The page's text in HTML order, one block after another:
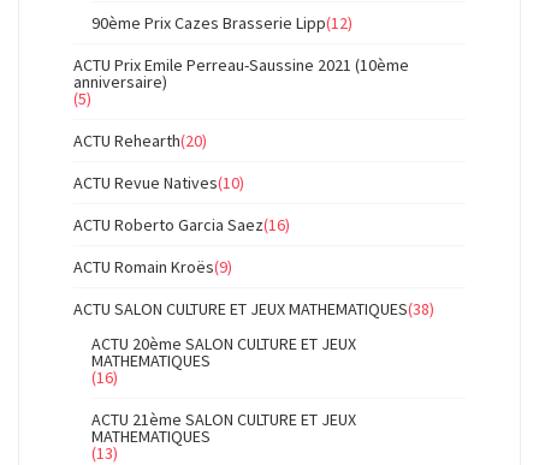
90ème Prix Cazes Brasserie Lipp(12)
ACTU Prix Emile Perreau-Saussine 2021 (10ème
anniversaire)
(5)
ACTU Rehearth(20)
ACTU Revue Natives(10)
ACTU Roberto Garcia Saez(16)
ACTU Romain Kroës(9)
ACTU SALON CULTURE ET JEUX MATHEMATIQUES(38)
ACTU 20ème SALON CULTURE ET JEUX
MATHEMATIQUES
(16)
ACTU 21ème SALON CULTURE ET JEUX
MATHEMATIQUES
(13)